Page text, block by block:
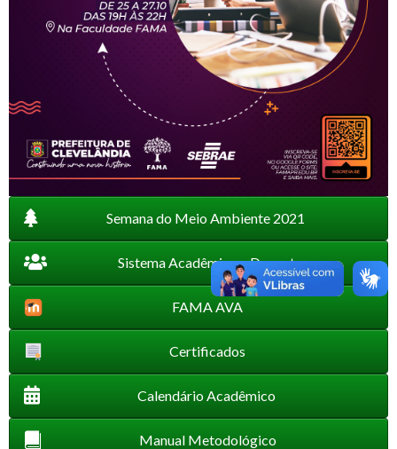
Semana do Meio Ambiente 2021
Sistema Acadêmico e Docente
FAMA AVA
Certificados
Calendário Acadêmico
Manual Metodológico